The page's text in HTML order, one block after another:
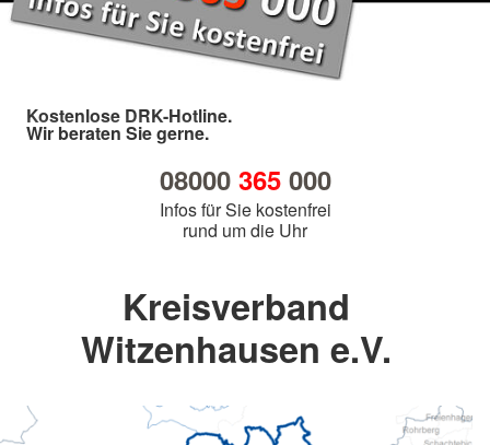
Kostenlose DRK-Hotline.
Wir beraten Sie gerne.
08000 365000
Infos für Sie kostenfrei
rund um die Uhr
Kreisverband
Witzenhausen e.V.